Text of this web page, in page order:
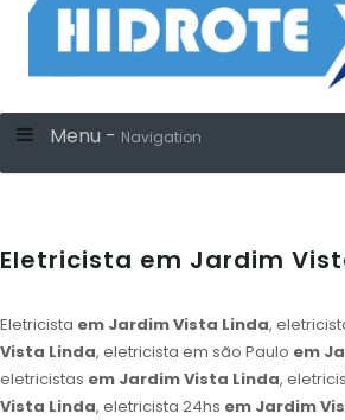
Menu - Navigation
Eletricista em Jardim
Eletricista em Jardim Vista Linda,
Vista Linda, eletricista em são Paulo em
eletricistas em Jardim Vista Linda,
Vista Linda, eletricista 24hs em Jardim